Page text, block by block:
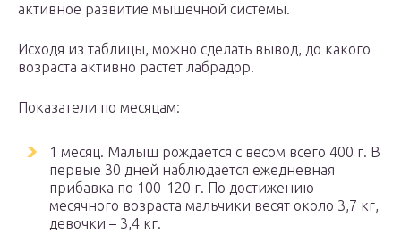
активное развитие мышечной системы.
Исходя из таблицы, можно сделать вывод, до какого
возраста активно растет лабрадор.
Показатели по месяцам:
1 месяц. Малыш рождается с весом всего 400 г. В
первые 30 дней наблюдается ежедневная
прибавка по 100-120 г. По достижению
месячного возраста мальчики весят около 3,7 кг,
девочки – 3,4 кг.